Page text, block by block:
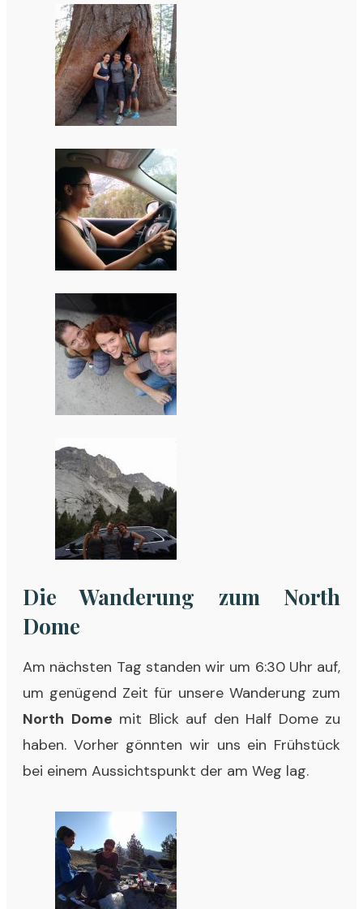
Die Wanderung zum North
Dome
Am nächsten Tag standen wir um 6:30 Uhr auf,
um genügend Zeit für unsere Wanderung zum
North Dome mit Blick auf den Half Dome zu
haben. Vorher gönnten wir uns ein Frühstück
bei einem Aussichtspunkt der am Weg lag.